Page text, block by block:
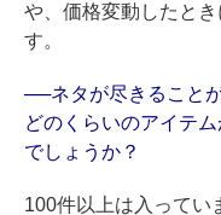
や、価格変動したと
す。
──ネタが尽きること
どのくらいのアイテ
でしょうか？
100件以上は入ってい